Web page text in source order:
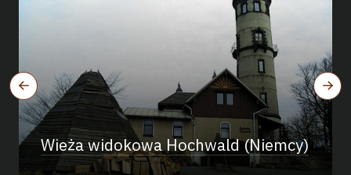
Wieża widokowa Hochwald (Niemcy)